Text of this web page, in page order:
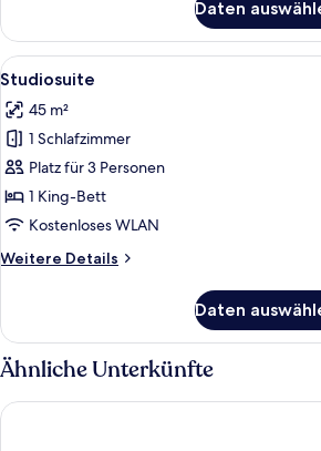
Daten
Alle
Fotos
für
Studiosuite
anzeigen
Ein
11
Studiosuite
45 m²
1 Schlafzimmer
Platz für 3 Personen
1 King-Bett
Kostenloses WLAN
Weitere Details
Weitere
Daten
Ähnliche Unterkünfte
Gran Hotel Balneario De Puente Viesgo